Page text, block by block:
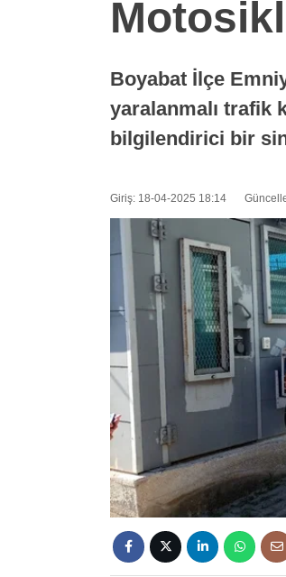
Boyabat İlçe
yaralanmalı trafik
bilgilendirici bir
Giriş: 18-04-2025 18:14